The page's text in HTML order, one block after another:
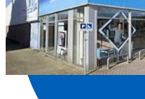
Binnen kijken?